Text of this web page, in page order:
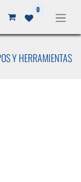
0
Y HERRAMIENTAS